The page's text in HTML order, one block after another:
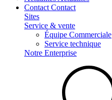
Contact Contact
Sites
Service & vente
Équipe Commerciale
Service technique
Notre Enterprise